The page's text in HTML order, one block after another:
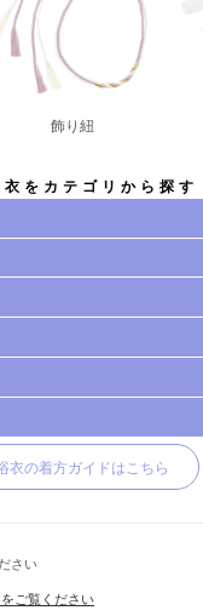
飾り紐
をカテゴリから探す
衣の着方ガイドはこちら
さい
ご覧ください